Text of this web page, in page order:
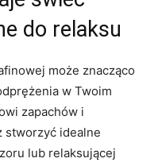
do relaksu
może znacząco
w Twoim
zapachów i
stworzyć idealne
lub relaksującej